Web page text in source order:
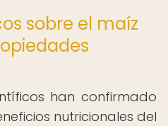
sobre el maíz
han confirmado
nutricionales del